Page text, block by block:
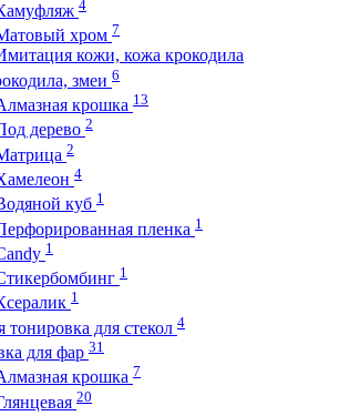
4
хром 7
кожи, кожа крокодила
змеи 6
крошка 13
дерево 2
2
4
куб 1
пленка 1
1
1
1
тонировка для стекол 4
для фар 31
крошка 7
20